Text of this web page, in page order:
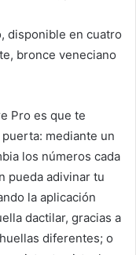
disponible en cuatro
bronce veneciano
Pro es que te
mediante un
los números cada
pueda adivinar tu
la aplicación
dactilar, gracias a
diferentes; o